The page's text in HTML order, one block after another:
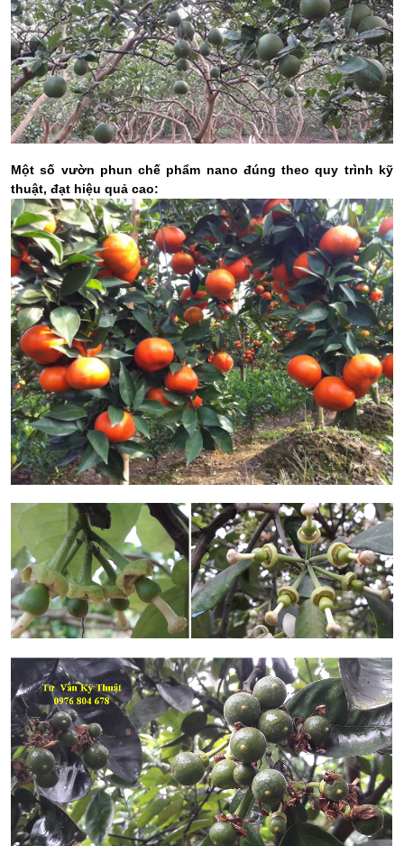
Một số vườn phun chế phẩm nano đúng theo quy trình kỹ
thuật, đạt hiệu quả cao: